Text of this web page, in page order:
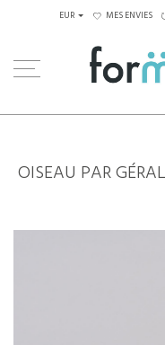
EUR MES ENVIES
OISEAU PAR